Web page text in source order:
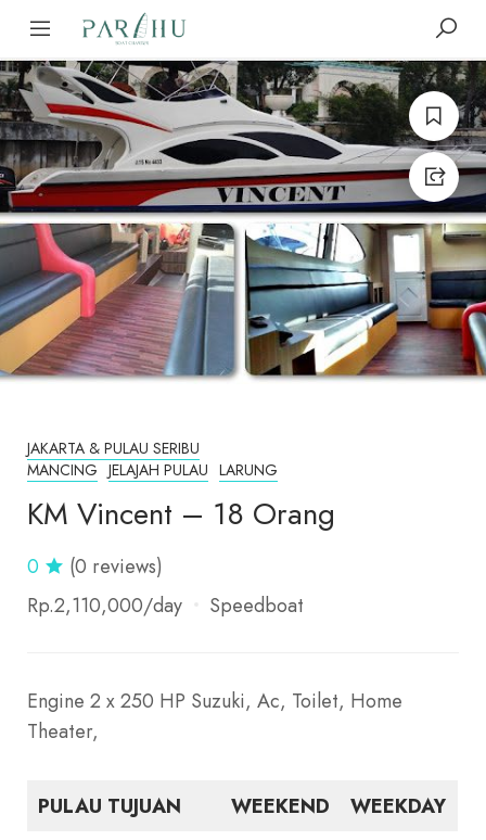
JAKARTA & PULAU SERIBU
MANCING JELAJAH PULAU LARUNG
KM Vincent – 18 Orang
0
(0 reviews)
Rp.2,110,000/day Speedboat
Engine 2 x 250 HP Suzuki, Ac, Toilet, Home
Theater,
PULAU TUJUAN WEEKEND WEEKDAY